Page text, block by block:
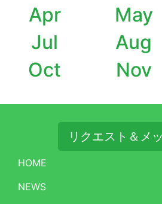
Apr
May
Jul
Aug
Oct
Nov
リクエスト＆メ
HOME
NEWS